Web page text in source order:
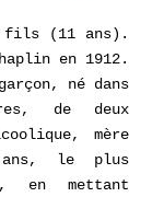
fils (11 ans).
en 1912.
né dans
de deux
mère
le plus
en mettant